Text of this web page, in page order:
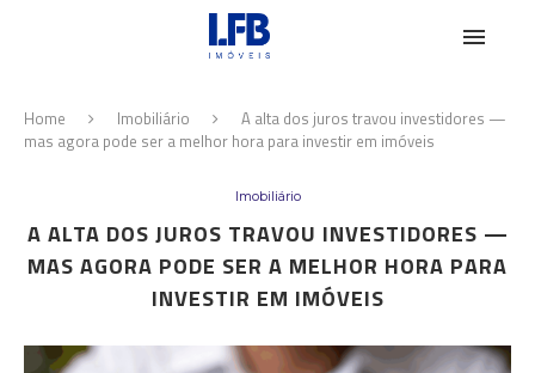
Home Imobiliário
A alta dos juros travou investidores —
mas agora pode ser a melhor hora para investir em imóveis
Imobiliário
A ALTA DOS JUROS TRAVOU INVESTIDORES —
MAS AGORA PODE SER A MELHOR HORA PARA
INVESTIR EM IMÓVEIS